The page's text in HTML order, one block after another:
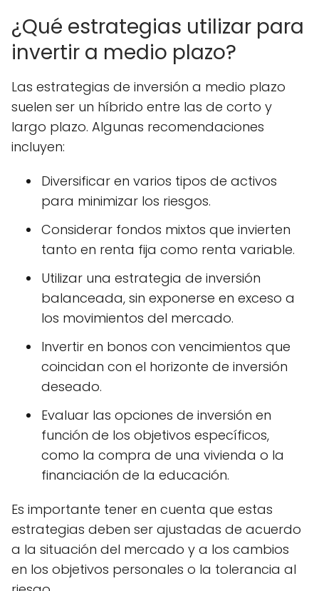
¿Qué estrategias utilizar para
invertir a medio plazo?
Las estrategias de inversión a medio plazo
suelen ser un híbrido entre las de corto y
largo plazo. Algunas recomendaciones
incluyen:
Diversificar en varios tipos de activos
para minimizar los riesgos.
Considerar fondos mixtos que invierten
tanto en renta fija como renta variable.
Utilizar una estrategia de inversión
balanceada, sin exponerse en exceso a
los movimientos del mercado.
Invertir en bonos con vencimientos que
coincidan con el horizonte de inversión
deseado.
Evaluar las opciones de inversión en
función de los objetivos específicos,
como la compra de una vivienda o la
financiación de la educación.
Es importante tener en cuenta que estas
estrategias deben ser ajustadas de acuerdo
a la situación del mercado y a los cambios
en los objetivos personales o la tolerancia al